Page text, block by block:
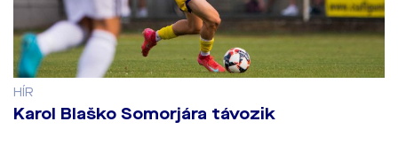
HÍR
Karol Blaško Somorjára távozik